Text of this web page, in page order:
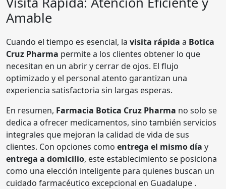
Amable
Cuando el tiempo es esencial, la visita rápida a Botica
Cruz Pharma permite a los clientes obtener lo que
necesitan en un abrir y cerrar de ojos. El flujo
optimizado y el personal atento garantizan una
experiencia satisfactoria sin largas esperas.
En resumen, Farmacia Botica Cruz Pharma no solo se
dedica a ofrecer medicamentos, sino también servicios
integrales que mejoran la calidad de vida de sus
clientes. Con opciones como entrega el mismo día y
entrega a domicilio, este establecimiento se posiciona
como una elección inteligente para quienes buscan un
cuidado farmacéutico excepcional en Guadalupe .